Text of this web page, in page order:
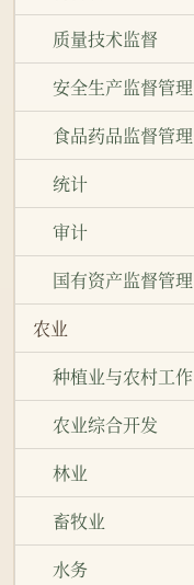
质量技术监督
安全生产监督管理
食品药品监督管理
统计
审计
国有资产监督管理
农业
种植业与农村工作
农业综合开发
林业
畜牧业
水务